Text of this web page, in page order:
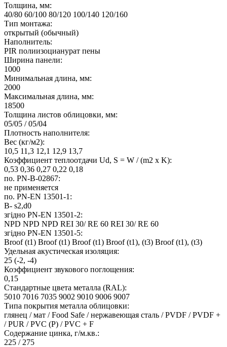
Толщина, мм:
40/80 60/100 80/120 100/140 120/160
Тип монтажа:
открытый (обычный)
Наполнитель:
PIR полиизоцианурат пены
Ширина панели:
1000
Минимальная длина, мм:
2000
Максимальная длина, мм:
18500
Толщина листов облицовки, мм:
05/05 / 05/04
Плотность наполнителя:
Вес (кг/м2):
10,5 11,3 12,1 12,9 13,7
Коэффициент теплоотдачи Ud, S = W / (m2 x K):
0,53 0,36 0,27 0,22 0,18
по. PN-B-02867:
не применяется
по. PN-EN 13501-1:
B- s2,d0
згідно PN-EN 13501-2:
NPD NPD NPD REI 30/ RE 60 REI 30/ RE 60
згідно PN-EN 13501-5:
Broof (t1) Broof (t1) Broof (t1) Broof (t1), (t3) Broof (t1), (t3)
Удельная акустическая изоляция:
25 (-2, -4)
Коэффициент звукового поглощения:
0,15
Стандартные цвета металла (RAL):
5010 7016 7035 9002 9010 9006 9007
Типа покрытия металла облицовки:
глянец / мат / Food Safe / нержавеющая сталь / PVDF / PVDF +
/ PUR / PVC (P) / PVC + F
Содержание цинка, г/м.кв.:
225 / 275